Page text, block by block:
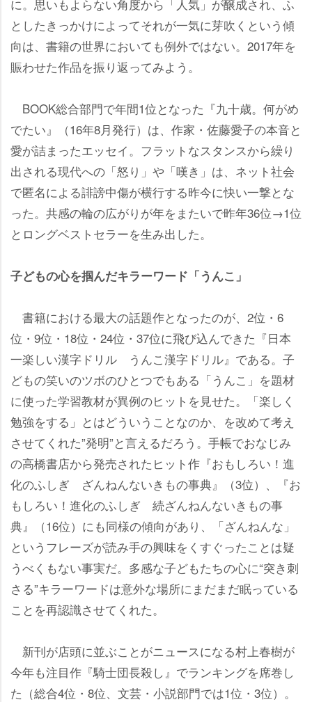
に。思いもよらない角度から「人気」が醸成され、ふ
としたきっかけによってそれが一気に芽吹くという傾
向は、書籍の世界においても例外ではない。2017年を
賑わせた作品を振り返ってみよう。
BOOK総合部門で年間1位となった『九十歳。何がめ
でたい』（16年8月発行）は、作家・佐藤愛子の本音と
愛が詰まったエッセイ。フラットなスタンスから繰り
出される現代への「怒り」や「嘆き」は、ネット社会
で匿名による誹謗中傷が横行する昨今に快い一撃とな
った。共感の輪の広がりが年をまたいで昨年36位→1位
とロングベストセラーを生み出した。
子どもの心を掴んだキラーワード「うんこ」
書籍における最大の話題作となったのが、2位・6
位・9位・18位・24位・37位に飛び込んできた『日本
一楽しい漢字ドリル うんこ漢字ドリル』である。子
どもの笑いのツボのひとつでもある「うんこ」を題材
に使った学習教材が異例のヒットを見せた。「楽しく
勉強をする」とはどういうことなのか、を改めて考え
させてくれた”発明”と言えるだろう。手帳でおなじみ
の高橋書店から発売されたヒット作『おもしろい！進
化のふしぎ ざんねんないきもの事典』（3位）、『お
もしろい！進化のふしぎ 続ざんねんないきもの事
典』（16位）にも同様の傾向があり、「ざんねんな」
というフレーズが読み手の興味をくすぐったことは疑
うべくもない事実だ。多感な子どもたちの心に“突き刺
さる”キラーワードは意外な場所にまだまだ眠っている
ことを再認識させてくれた。
新刊が店頭に並ぶことがニュースになる村上春樹が
今年も注目作『騎士団長殺し』でランキングを席巻し
た（総合4位・8位、文芸・小説部門では1位・3位）。